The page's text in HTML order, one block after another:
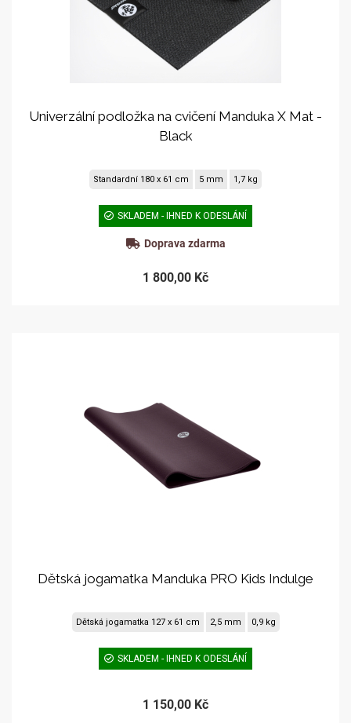
Univerzální podložka na cvičení Manduka X Mat -
Black
Standardní 180 x 61 cm 5 mm 1,7 kg
SKLADEM - IHNED K ODESLÁNÍ
Doprava zdarma
1 800,00 Kč
Dětská jogamatka Manduka PRO Kids Indulge
Dětská jogamatka 127 x 61 cm 2,5 mm 0,9 kg
SKLADEM - IHNED K ODESLÁNÍ
1 150,00 Kč